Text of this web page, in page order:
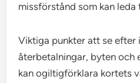
missförstånd som kan
Viktiga punkter att se efter
återbetalningar, byten och
kan ogiltigförklara kortets